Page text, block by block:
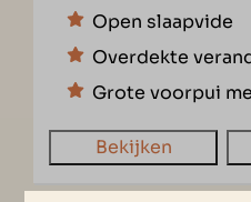
Open slaapvide
Overdekte
Grote voorpui
Bekijken